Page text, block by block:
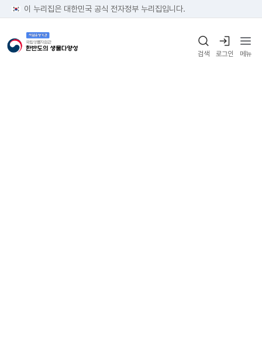
이 누리집은 대한민국 공식 전자정부 누리집입니다.
검색 로그인 메뉴